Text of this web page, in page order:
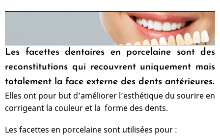
Les facettes dentaires en porcelaine sont des
reconstitutions qui recouvrent uniquement mais
totalement la face externe des dents antérieures.
Elles ont pour but d’améliorer l’esthétique du sourire en
corrigeant la couleur et la forme des dents.
Les facettes en porcelaine sont utilisées pour :